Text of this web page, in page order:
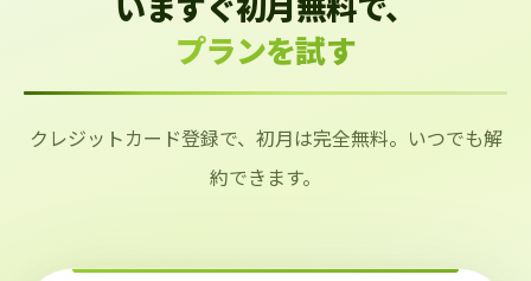
プランを試す
クレジットカード登録で、初月は完全無料。いつでも解
約できます。